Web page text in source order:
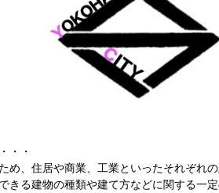
・・
め、住居や商業、工業といったそれぞれ
きる建物の種類や建て方などに関する一